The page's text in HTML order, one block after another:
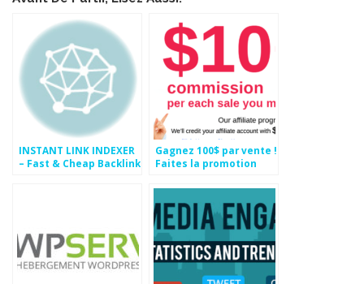
INSTANT LINK INDEXER
– Fast & Cheap Backlink
Gagnez 100$ par vente !
Faites la promotion
Logiciel SEO